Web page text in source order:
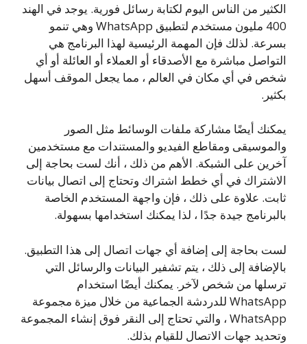
الكثير من الناس اليوم لكتابة رسائل فورية. يوجد في الهند
400 مليون مستخدم لتطبيق WhatsApp وهي تنمو
بسرعة. لذلك فإن المهمة الرئيسية لهذا البرنامج هي
التواصل مباشرة مع الأصدقاء أو العملاء أو العائلة أو أي
شخص في أي مكان في العالم ، مما يجعل الموقف أسهل
بكثير.
يمكنك أيضًا مشاركة ملفات الوسائط مثل الصور
والموسيقى ومقاطع الفيديو والمستندات مع مستخدمين
آخرين على الشبكة. الأهم من ذلك ، أنك لست بحاجة إلى
الاشتراك في أي خطط اشتراك وتحتاج إلى اتصال بيانات
ثابت. علاوة على ذلك ، فإن واجهة المستخدم الخاصة
بالبرنامج جيدة جدًا ، لذا يمكنك استخدامها بسهولة.
لست بحاجة إلى إضافة أي جهات اتصال إلى هذا التطبيق.
بالإضافة إلى ذلك ، يتم تشفير البيانات والرسائل التي
ترسلها من شخص لآخر. يمكنك أيضًا استخدام
WhatsApp للدردشة الجماعية من خلال ميزة مجموعة
WhatsApp ، والتي تحتاج إلى النقر فوق إنشاء المجموعة
وتحديد جهات الاتصال للقيام بذلك.